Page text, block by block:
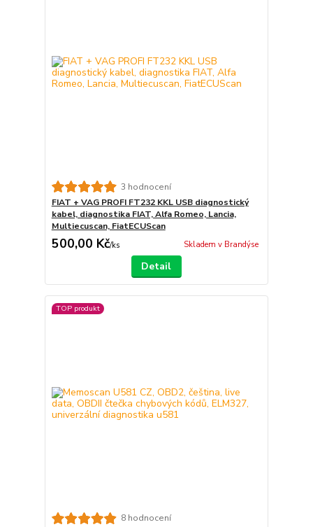
3 hodnocení
FIAT + VAG PROFI FT232 KKL USB diagnostický
kabel, diagnostika FIAT, Alfa Romeo, Lancia,
Multiecuscan, FiatECUScan
500,00 Kč/ks Skladem v Brandýse
Detail
TOP produkt
8 hodnocení